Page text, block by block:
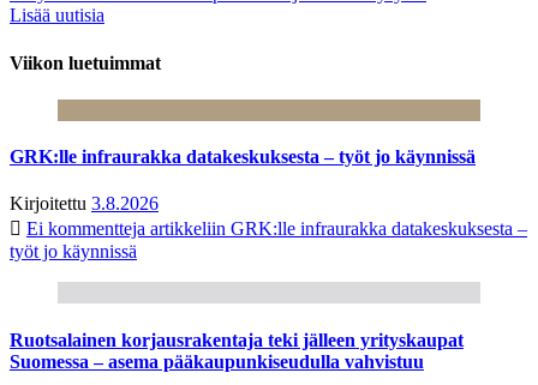
Lisää uutisia
Viikon luetuimmat
GRK:lle infraurakka datakeskuksesta – työt jo käynnissä
Kirjoitettu 3.8.2026
Ei kommentteja artikkeliin GRK:lle infraurakka datakeskuksesta –
työt jo käynnissä
Ruotsalainen korjausrakentaja teki jälleen yrityskaupat
Suomessa – asema pääkaupunkiseudulla vahvistuu